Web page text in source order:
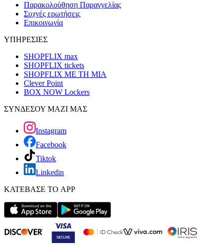
Παρακολούθηση Παραγγελίας
Συχνές ερωτήσεις
Επικοινωνία
ΥΠΗΡΕΣΙΕΣ
SHOPFLIX max
SHOPFLIX tickets
SHOPFLIX ΜΕ ΤΗ ΜΙΑ
Clever Point
BOX NOW Lockers
ΣΥΝΔΕΣΟΥ ΜΑΖΙ ΜΑΣ
Instagram
Facebook
Tiktok
Linkedin
ΚΑΤΕΒΑΣΕ ΤΟ APP